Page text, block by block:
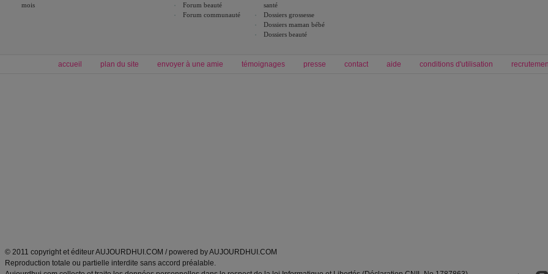
mois
Forum beauté
Forum communauté
santé
Dossiers grossesse
Dossiers maman bébé
Dossiers beauté
accueil plan du site envoyer à une amie témoignages presse contact aide conditions d'utilisation
© 2011 copyright et éditeur AUJOURDHUI.COM / powered by AUJOURDHUI.COM
Reproduction totale ou partielle interdite sans accord préalable.